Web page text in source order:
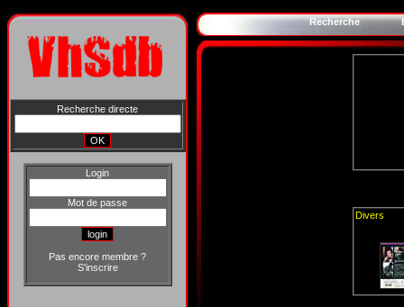
Recherche directe
Login
Mot de passe
Pas encore membre ?
S'inscrire
Recherche
Divers